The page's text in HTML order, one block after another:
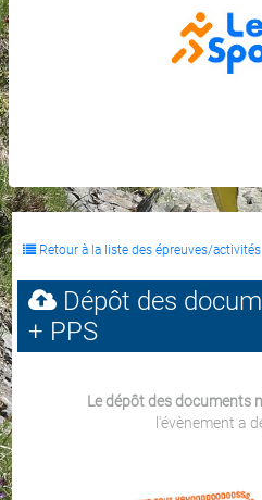
Retour à la liste des épreuves/activités
Dépôt des
+ PPS
Le dépôt des documents
l'évènement a